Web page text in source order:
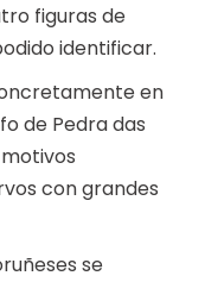
figuras de
identificar.
en
de Pedra das
con grandes
se